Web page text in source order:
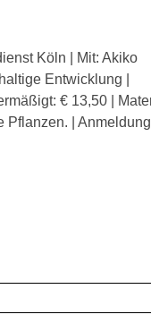
Köln | Mit: Akiko
Entwicklung |
€ 13,50 |
Pflanzen. |